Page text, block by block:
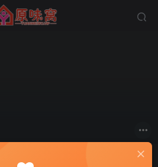
私信